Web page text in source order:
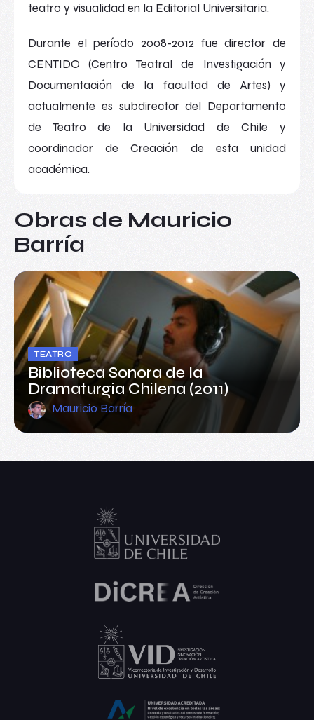
teatro y visualidad en la Editorial Universitaria.
Durante el período 2008-2012 fue director de
CENTIDO (Centro Teatral de Investigación y
Documentación de la facultad de Artes) y
actualmente es subdirector del Departamento
de Teatro de la Universidad de Chile y
coordinador de Creación de esta unidad
académica.​
Obras de Mauricio
Barría
TEATRO
Biblioteca Sonora de la
Dramaturgia Chilena (2011)
Mauricio Barría